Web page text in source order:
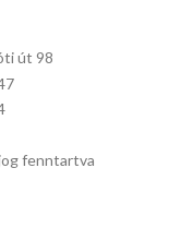
út 98
fenntartva